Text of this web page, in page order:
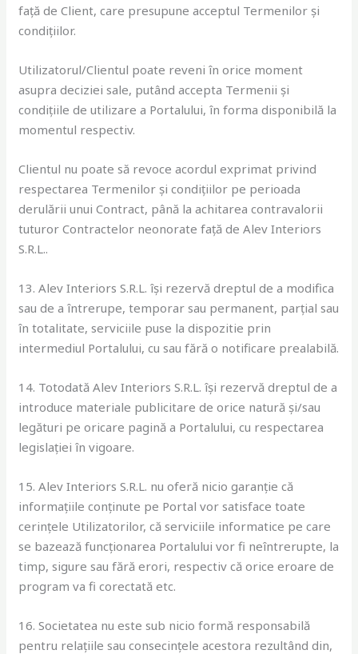
față de Client, care presupune acceptul Termenilor și
condițiilor.
Utilizatorul/Clientul poate reveni în orice moment
asupra deciziei sale, putând accepta Termenii și
condițiile de utilizare a Portalului, în forma disponibilă la
momentul respectiv.
Clientul nu poate să revoce acordul exprimat privind
respectarea Termenilor și condițiilor pe perioada
derulării unui Contract, până la achitarea contravalorii
tuturor Contractelor neonorate față de Alev Interiors
S.R.L..
13. Alev Interiors S.R.L. își rezervă dreptul de a modifica
sau de a întrerupe, temporar sau permanent, parțial sau
în totalitate, serviciile puse la dispozitie prin
intermediul Portalului, cu sau fără o notificare prealabilă.
14. Totodată Alev Interiors S.R.L. își rezervă dreptul de a
introduce materiale publicitare de orice natură și/sau
legături pe oricare pagină a Portalului, cu respectarea
legislației în vigoare.
15. Alev Interiors S.R.L. nu oferă nicio garanție că
informațiile conținute pe Portal vor satisface toate
cerințele Utilizatorilor, că serviciile informatice pe care
se bazează funcționarea Portalului vor fi neîntrerupte, la
timp, sigure sau fără erori, respectiv că orice eroare de
program va fi corectată etc.
16. Societatea nu este sub nicio formă responsabilă
pentru relațiile sau consecințele acestora rezultând din,